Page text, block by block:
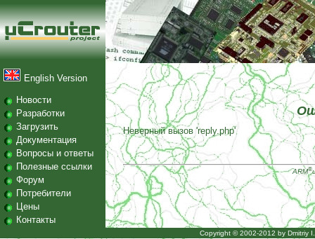
English Version
Новости
Разработки
Загрузить
Документация
Вопросы и ответы
Полезные ссылки
Форум
Потребители
Цены
Контакты
Неверный вызов 'reply.php'
ARM®
Copyright © 2002-2012 by Dmitriy